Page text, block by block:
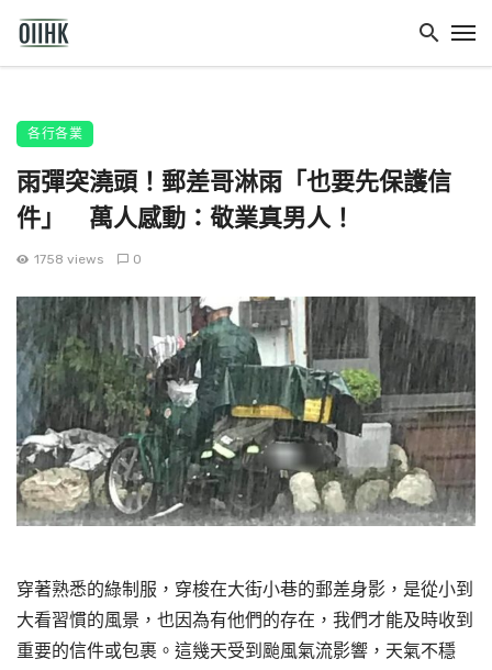
各行各業
雨彈突澆頭！郵差哥淋雨「也要先保護信
件」 萬人感動：敬業真男人！
1758 views 0
穿著熟悉的綠制服，穿梭在大街小巷的郵差身影，是從小到
大看習慣的風景，也因為有他們的存在，我們才能及時收到
重要的信件或包裹。這幾天受到颱風氣流影響，天氣不穩